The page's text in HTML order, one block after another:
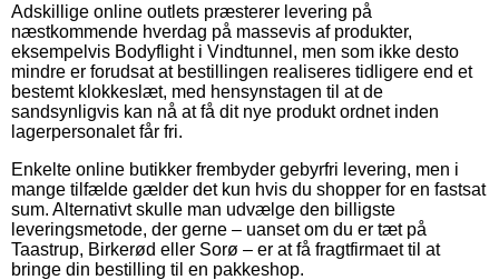
Adskillige online outlets præsterer levering på
næstkommende hverdag på massevis af produkter,
eksempelvis Bodyflight i Vindtunnel, men som ikke desto
mindre er forudsat at bestillingen realiseres tidligere end et
bestemt klokkeslæt, med hensynstagen til at de
sandsynligvis kan nå at få dit nye produkt ordnet inden
lagerpersonalet får fri.
Enkelte online butikker frembyder gebyrfri levering, men i
mange tilfælde gælder det kun hvis du shopper for en fastsat
sum. Alternativt skulle man udvælge den billigste
leveringsmetode, der gerne – uanset om du er tæt på
Taastrup, Birkerød eller Sorø – er at få fragtfirmaet til at
bringe din bestilling til en pakkeshop.